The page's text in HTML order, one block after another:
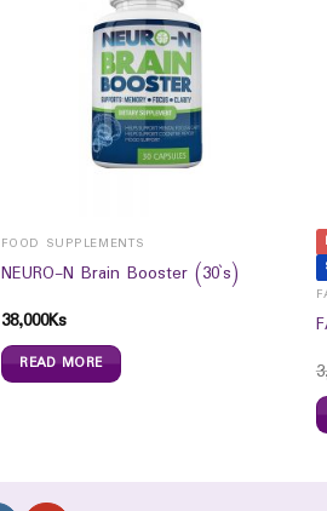
FOOD SUPPLEMENTS
NEURO-N Brain Booster (30`s)
38,000Ks
READ MORE